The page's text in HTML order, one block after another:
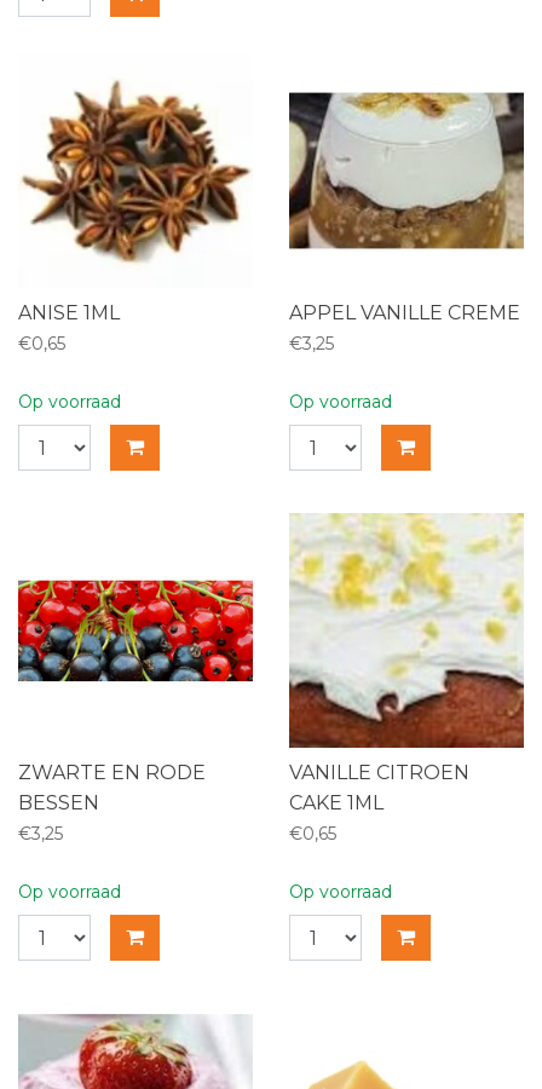
ANISE 1ML
€0,65
Op voorraad
APPEL VANILLE CREME
€3,25
Op voorraad
ZWARTE EN RODE
BESSEN
€3,25
Op voorraad
VANILLE CITROEN
CAKE 1ML
€0,65
Op voorraad